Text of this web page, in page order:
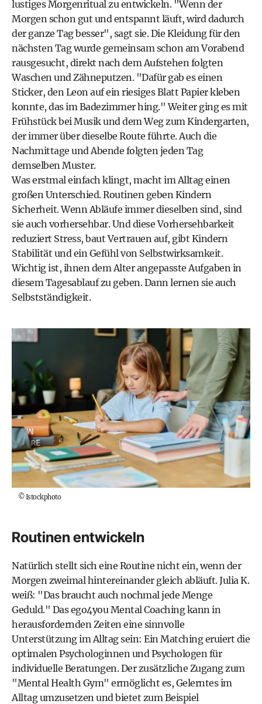
lustiges Morgenritual zu entwickeln. "Wenn der
Morgen schon gut und entspannt läuft, wird dadurch
der ganze Tag besser", sagt sie. Die Kleidung für den
nächsten Tag wurde gemeinsam schon am Vorabend
rausgesucht, direkt nach dem Aufstehen folgten
Waschen und Zähneputzen. "Dafür gab es einen
Sticker, den Leon auf ein riesiges Blatt Papier kleben
konnte, das im Badezimmer hing." Weiter ging es mit
Frühstück bei Musik und dem Weg zum Kindergarten,
der immer über dieselbe Route führte. Auch die
Nachmittage und Abende folgten jeden Tag
demselben Muster.
Was erstmal einfach klingt, macht im Alltag einen
großen Unterschied. Routinen geben Kindern
Sicherheit. Wenn Abläufe immer dieselben sind, sind
sie auch vorhersehbar. Und diese Vorhersehbarkeit
reduziert Stress, baut Vertrauen auf, gibt Kindern
Stabilität und ein Gefühl von Selbstwirksamkeit.
Wichtig ist, ihnen dem Alter angepasste Aufgaben in
diesem Tagesablauf zu geben. Dann lernen sie auch
Selbstständigkeit.
©Istockphoto
Routinen entwickeln
Natürlich stellt sich eine Routine nicht ein, wenn der
Morgen zweimal hintereinander gleich abläuft. Julia K.
weiß: "Das braucht auch nochmal jede Menge
Geduld." Dasego4you Mental Coachingkann in
herausfordernden Zeiten eine sinnvolle
Unterstützung im Alltag sein: Ein Matching eruiert die
optimalen Psychologinnen und Psychologen für
individuelle Beratungen. Der zusätzliche Zugang zum
"Mental Health Gym" ermöglicht es, Gelerntes im
Alltag umzusetzen und bietet zum Beispiel